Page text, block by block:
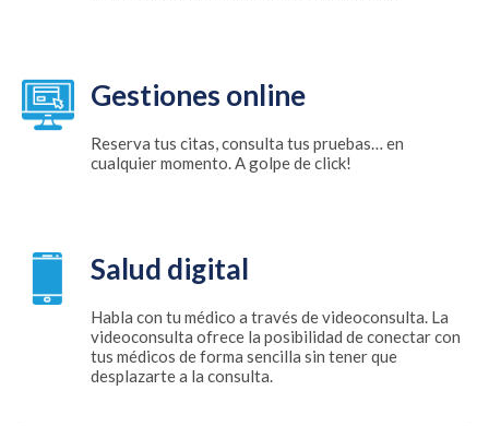
Gestiones online
Reserva tus citas, consulta tus pruebas… en
cualquier momento. A golpe de click!
Salud digital
Habla con tu médico a través de videoconsulta. La
videoconsulta ofrece la posibilidad de conectar con
tus médicos de forma sencilla sin tener que
desplazarte a la consulta.